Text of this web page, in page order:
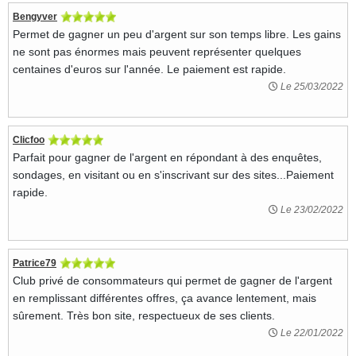
Bengyver
Permet de gagner un peu d'argent sur son temps libre. Les gains
ne sont pas énormes mais peuvent représenter quelques
centaines d'euros sur l'année. Le paiement est rapide.
Le 25/03/2022
Clicfoo
Parfait pour gagner de l'argent en répondant à des enquêtes,
sondages, en visitant ou en s'inscrivant sur des sites...Paiement
rapide.
Le 23/02/2022
Patrice79
Club privé de consommateurs qui permet de gagner de l'argent
en remplissant différentes offres, ça avance lentement, mais
sûrement. Très bon site, respectueux de ses clients.
Le 22/01/2022